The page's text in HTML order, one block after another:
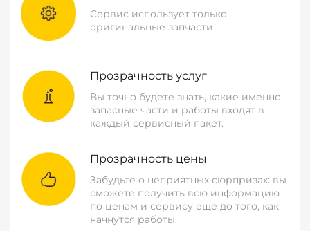
Сервис использует только
оригинальные запчасти
Прозрачность услуг
Вы точно будете знать, какие именно
запасные части и работы входят в
каждый сервисный пакет.
Прозрачность цены
Забудьте о неприятных сюрпризах: вы
сможете получить всю информацию
по ценам и сервису еще до того, как
начнутся работы.